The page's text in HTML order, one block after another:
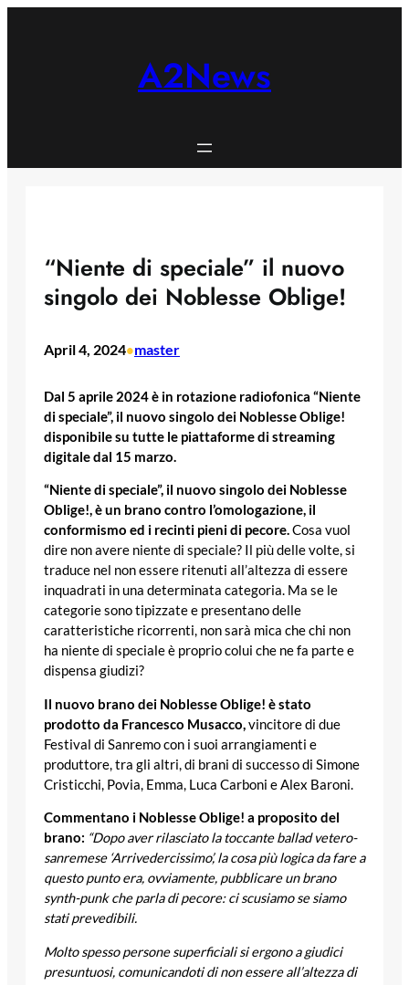
A2News
“Niente di speciale” il nuovo
singolo dei Noblesse Oblige!
April 4, 2024•master
Dal 5 aprile 2024 è in rotazione radiofonica “Niente
di speciale”, il nuovo singolo dei Noblesse Oblige!
disponibile su tutte le piattaforme di streaming
digitale dal 15 marzo.
“Niente di speciale”, il nuovo singolo dei Noblesse
Oblige!, è un brano contro l’omologazione, il
conformismo ed i recinti pieni di pecore.Cosa vuol
dire non avere niente di speciale? Il più delle volte, si
traduce nel non essere ritenuti all’altezza di essere
inquadrati in una determinata categoria. Ma se le
categorie sono tipizzate e presentano delle
caratteristiche ricorrenti, non sarà mica che chi non
ha niente di speciale è proprio colui che ne fa parte e
dispensa giudizi?
Il nuovo brano dei Noblesse Oblige! è stato
prodotto da Francesco Musacco,vincitore di due
Festival di Sanremo con i suoi arrangiamenti e
produttore, tra gli altri, di brani di successo di Simone
Cristicchi, Povia, Emma, Luca Carboni e Alex Baroni.
Commentano i Noblesse Oblige! a proposito del
brano: “Dopo aver rilasciato la toccante ballad vetero-
sanremese ‘Arrivedercissimo’, la cosa più logica da fare a
questo punto era, ovviamente, pubblicare un brano
synth-punk che parla di pecore: ci scusiamo se siamo
stati prevedibili.
Molto spesso persone superficiali si ergono a giudici
presuntuosi, comunicandoti di non essere all’altezza di